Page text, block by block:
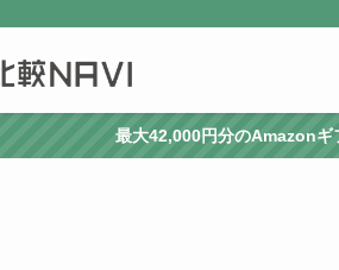
最大42,000円分のAmazonギ